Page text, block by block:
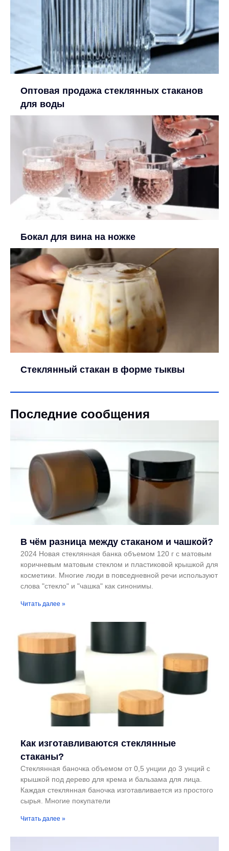
Оптовая продажа стеклянных стаканов
для воды
Бокал для вина на ножке
Стеклянный стакан в форме тыквы
Последние сообщения
В чём разница между стаканом и чашкой?
2024 Новая стеклянная банка объемом 120 г с матовым
коричневым матовым стеклом и пластиковой крышкой для
косметики. Многие люди в повседневной речи используют
слова "стекло" и "чашка" как синонимы.
Читать далее »
Как изготавливаются стеклянные
стаканы?
Стеклянная баночка объемом от 0,5 унции до 3 унций с
крышкой под дерево для крема и бальзама для лица.
Каждая стеклянная баночка изготавливается из простого
сырья. Многие покупатели
Читать далее »